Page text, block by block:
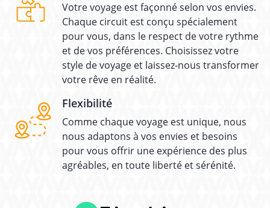
Votre voyage est façonné selon vos envies.
Chaque circuit est conçu spécialement
pour vous, dans le respect de votre rythme
et de vos préférences. Choisissez votre
style de voyage et laissez-nous transformer
votre rêve en réalité.
Flexibilité
Comme chaque voyage est unique, nous
nous adaptons à vos envies et besoins
pour vous offrir une expérience des plus
agréables, en toute liberté et sérénité.